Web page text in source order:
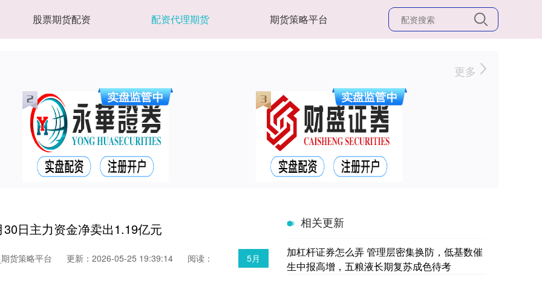
股票期货配资 配资代理期货 期货策略平台
更多
日主力资金净卖出1.19亿元
5月
货策略平台 更新：2026-05-25 19:39:14 阅读：
相关更新
加杠杆证券怎么弄 管理层密集换防，低基数催
生中报高增，五粮液长期复苏成色待考